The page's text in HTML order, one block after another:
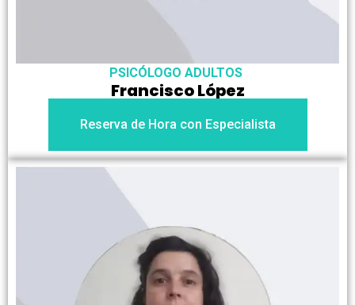
PSICÓLOGO ADULTOS
Francisco López
Reserva de Hora con Especialista